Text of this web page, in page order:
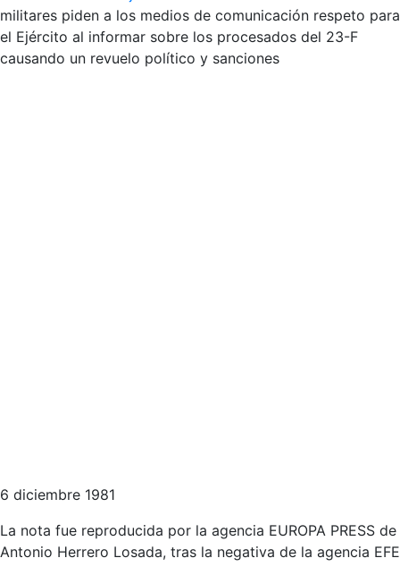
militares piden a los medios de comunicación respeto para
el Ejército al informar sobre los procesados del 23-F
causando un revuelo político y sanciones
6 diciembre 1981
La nota fue reproducida por la agencia EUROPA PRESS de
Antonio Herrero Losada, tras la negativa de la agencia EFE